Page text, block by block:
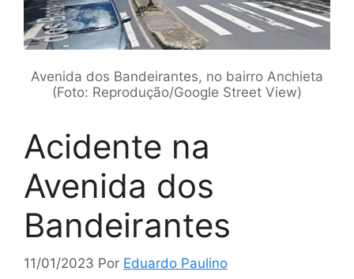
Avenida dos Bandeirantes, no bairro Anchieta
(Foto: Reprodução/Google Street View)
Acidente na
Avenida dos
Bandeirantes
11/01/2023 Por Eduardo Paulino